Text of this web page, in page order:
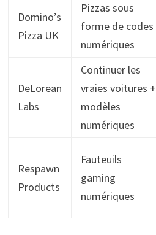
Domino’s
Pizza UK
Pizzas sous
forme de codes
numériques
DeLorean
Labs
Continuer les
vraies voitures +
modèles
numériques
Respawn
Products
Fauteuils
gaming
numériques